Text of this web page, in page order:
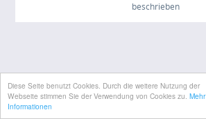
Diese Seite benutzt Cookies. Durch die weitere Nutzung der
Webseite stimmen Sie der Verwendung von Cookies zu. Mehr
Informationen
beschrieben